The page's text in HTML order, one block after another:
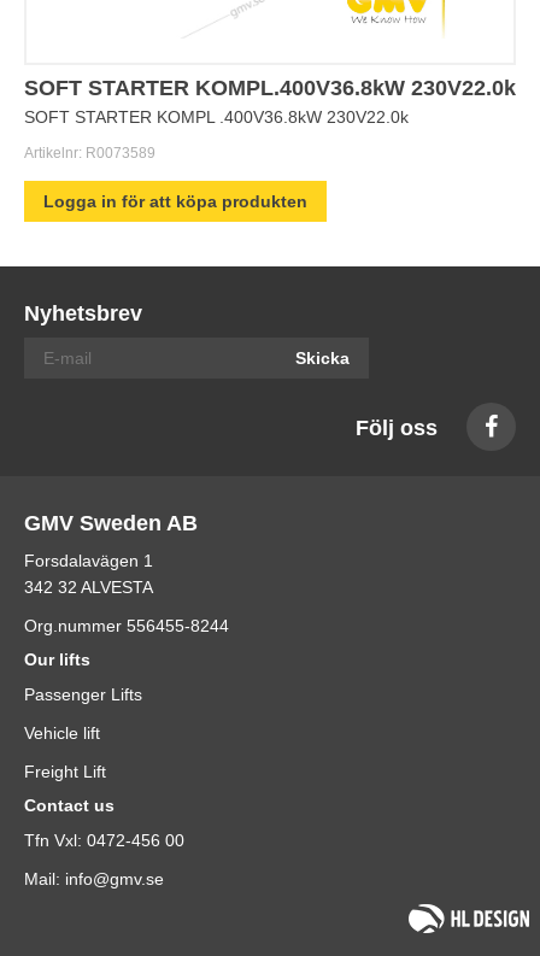
SOFT STARTER KOMPL.400V36.8kW 230V22.0k
SOFT STARTER KOMPL .400V36.8kW 230V22.0k
Artikelnr: R0073589
Logga in för att köpa produkten
Nyhetsbrev
Skicka
Följ oss
GMV Sweden AB
Forsdalavägen 1
342 32 ALVESTA
Org.nummer 556455-8244
Our lifts
Passenger Lifts
Vehicle lift
Freight Lift
Contact us
Tfn Vxl: 0472-456 00
Mail: info@gmv.se